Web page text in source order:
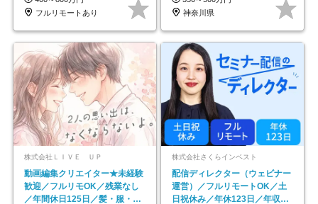
フルリモートあり
神奈川県
株式会社ＬＩＶＥ ＵＰ
動画編集クリエイター★未経験
歓迎／フルリモOK／残業なし
／年間休日125日／髪・服・ネ
株式会社さくらインベスト
配信ディレクター（ウェビナー
運営）／フルリモートOK／土
日祝休み／年休123日／年収